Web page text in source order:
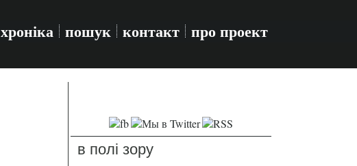
хроніка пошук контакт про проект
в полі зору